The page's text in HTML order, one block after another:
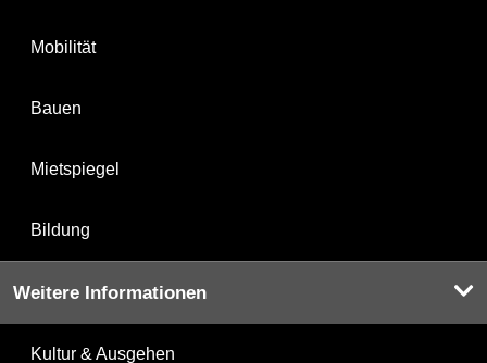
Mobilität
Bauen
Mietspiegel
Bildung
Weitere Informationen
Kultur & Ausgehen